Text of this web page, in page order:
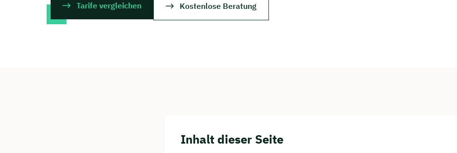
Tarife vergleichen Kostenlose Beratung
Inhalt dieser Seite